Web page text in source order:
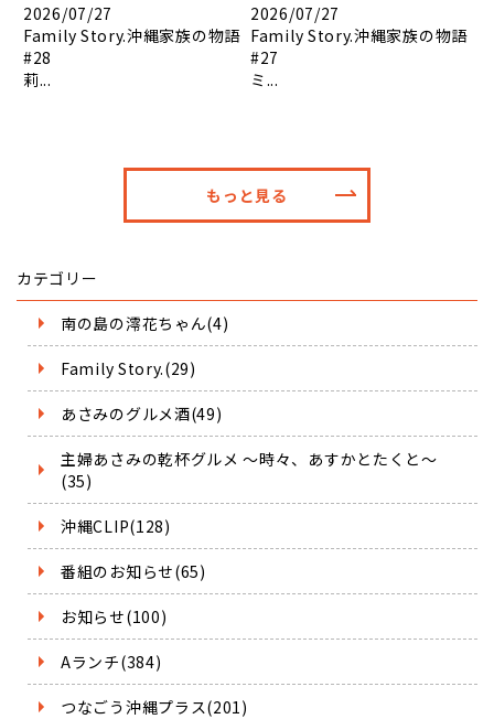
2026/07/27
Family Story.沖縄家族の物語
#28
莉...
2026/07/27
Family Story.沖縄家族の物語
#27
ミ...
もっと見る
カテゴリー
南の島の澪花ちゃん(4)
Family Story.(29)
あさみのグルメ酒(49)
主婦あさみの乾杯グルメ ～時々、あすかとたくと～
(35)
沖縄CLIP(128)
番組のお知らせ(65)
お知らせ(100)
Aランチ(384)
つなごう沖縄プラス(201)